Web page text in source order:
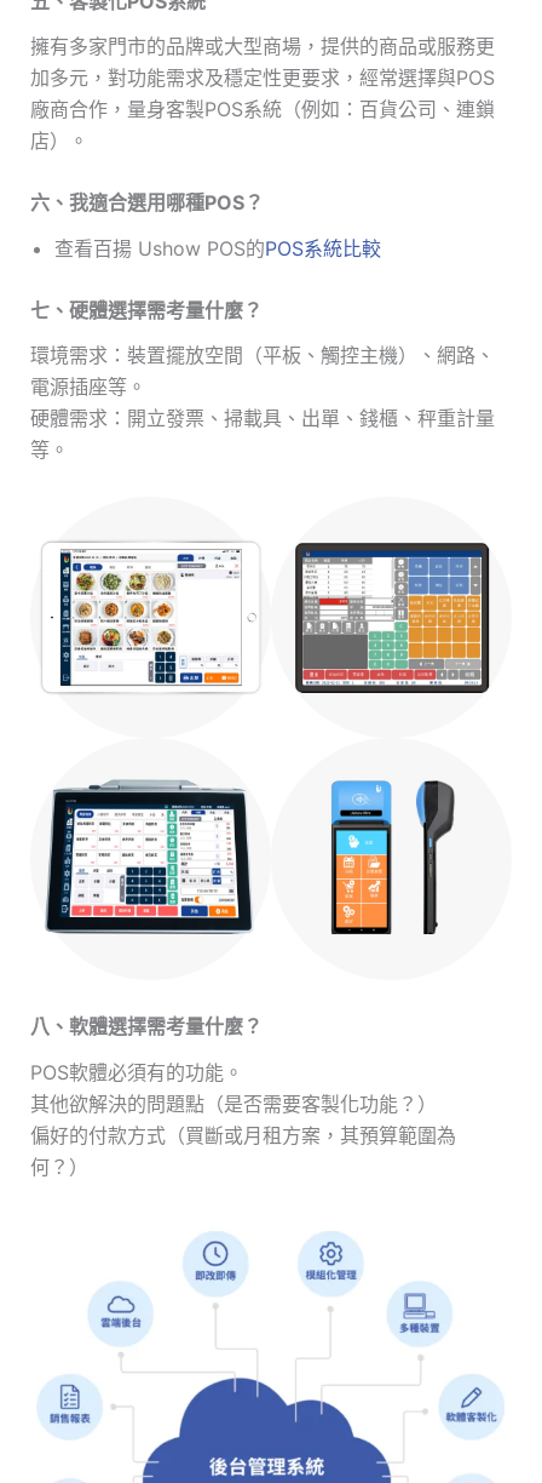
擁有多家門市的品牌或大型商場，提供的商品或服務更
加多元，對功能需求及穩定性更要求，經常選擇與POS
廠商合作，量身客製POS系統（例如：百貨公司、連鎖
店）。
六、我適合選用哪種POS？
查看百揚 Ushow POS的POS系統比較
七、硬體選擇需考量什麼？
環境需求：裝置擺放空間（平板、觸控主機）、網路、
電源插座等。
硬體需求：開立發票、掃載具、出單、錢櫃、秤重計量
等。
八、軟體選擇需考量什麼？
POS軟體必須有的功能。
其他欲解決的問題點（是否需要客製化功能？）
偏好的付款方式（買斷或月租方案，其預算範圍為
何？）